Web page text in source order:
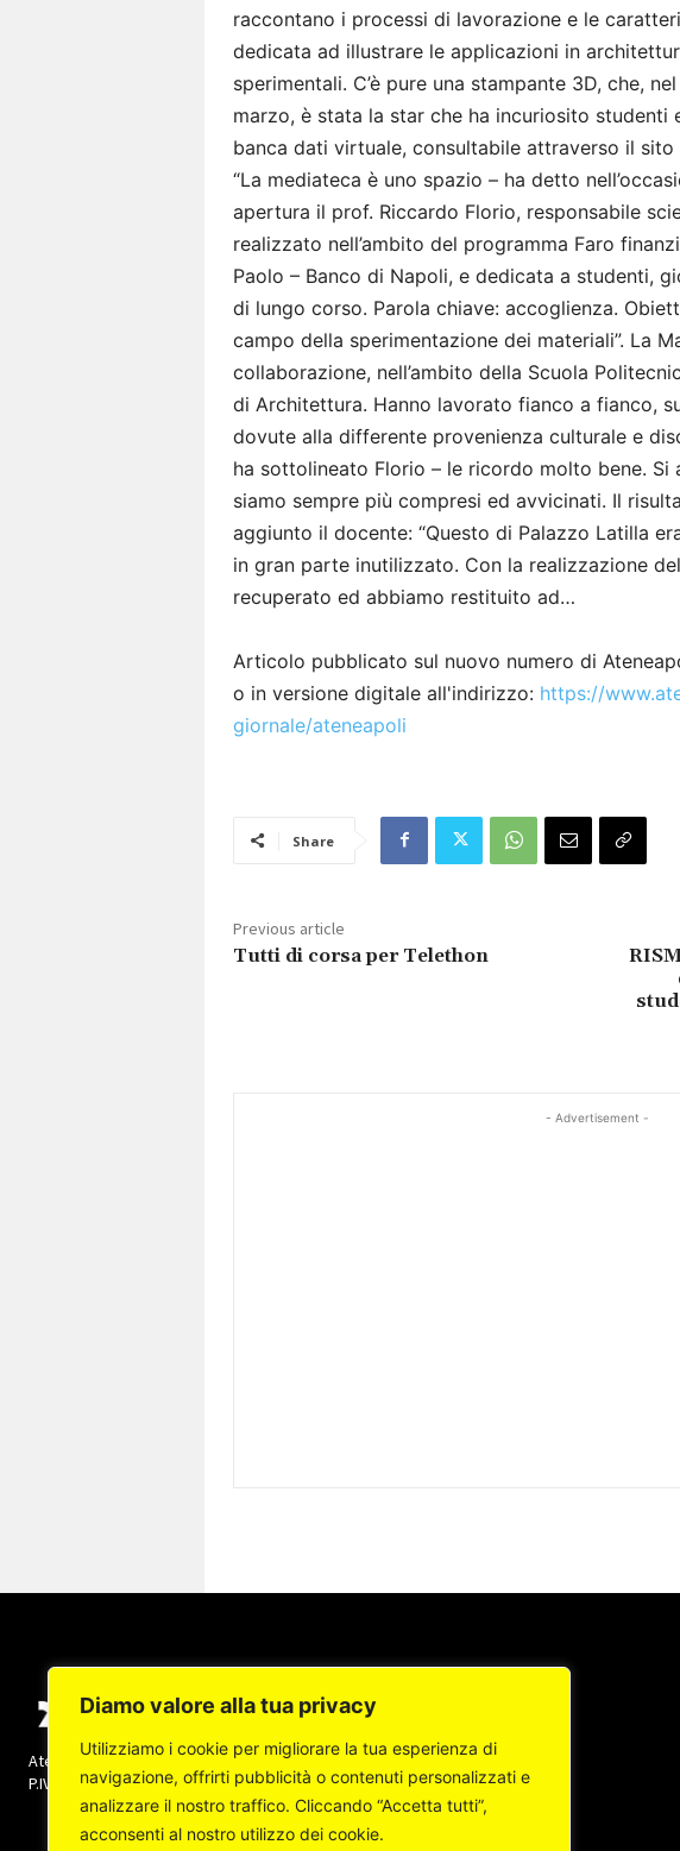
Diamo valore alla tua privacy
Utilizziamo i cookie per migliorare la tua esperienza di
navigazione, offrirti pubblicità o contenuti personalizzati e
analizzare il nostro traffico. Cliccando “Accetta tutti”,
acconsenti al nostro utilizzo dei cookie.
raccontano i processi di lavorazione e le
dedicata ad illustrare le applicazioni in
sperimentali. C’è pure una stampante 3D, che,
marzo, è stata la star che ha incuriosito
banca dati virtuale, consultabile attraverso il
“La mediateca è uno spazio – ha detto
apertura il prof. Riccardo Florio, responsabile
realizzato nell’ambito del programma Faro
Paolo – Banco di Napoli, e dedicata a studenti,
di lungo corso. Parola chiave: accoglienza.
campo della sperimentazione dei materiali”. La
collaborazione, nell’ambito della Scuola
di Architettura. Hanno lavorato fianco a fianco,
dovute alla differente provenienza culturale e
ha sottolineato Florio – le ricordo molto bene. Si
siamo sempre più compresi ed avvicinati. Il
aggiunto il docente: “Questo di Palazzo Latilla
in gran parte inutilizzato. Con la realizzazione
recuperato ed abbiamo restituito ad…
Articolo pubblicato sul nuovo numero di
o in versione digitale all'indirizzo: https://
giornale/ateneapoli
Share
Previous article
Tutti di corsa per Telethon
- Advertisement -
Ateneapoli s.r.l. (socio unico) - Copyright © 2022 -
P.IVA: 07237140632 Tutti i diritti sono riservati